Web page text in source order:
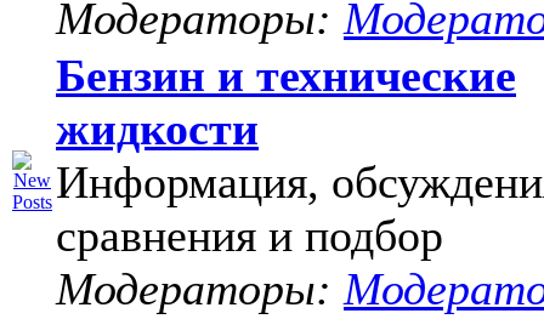
Модераторы:
Бензин и технические
жидкости
Информация,
сравнения и подбор
Модераторы: